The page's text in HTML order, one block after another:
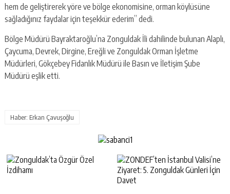
hem de geliştirerek yöre ve bölge ekonomisine, orman köylüsüne
sağladığınız faydalar için teşekkür ederim” dedi.
Bölge Müdürü Bayraktaroğlu’na Zonguldak İli dahilinde bulunan Alaplı,
Çaycuma, Devrek, Dirgine, Ereğli ve Zonguldak Orman İşletme
Müdürleri, Gökçebey Fidanlık Müdürü ile Basın ve İletişim Şube
Müdürü eşlik etti.
Haber: Erkan Çavuşoğlu